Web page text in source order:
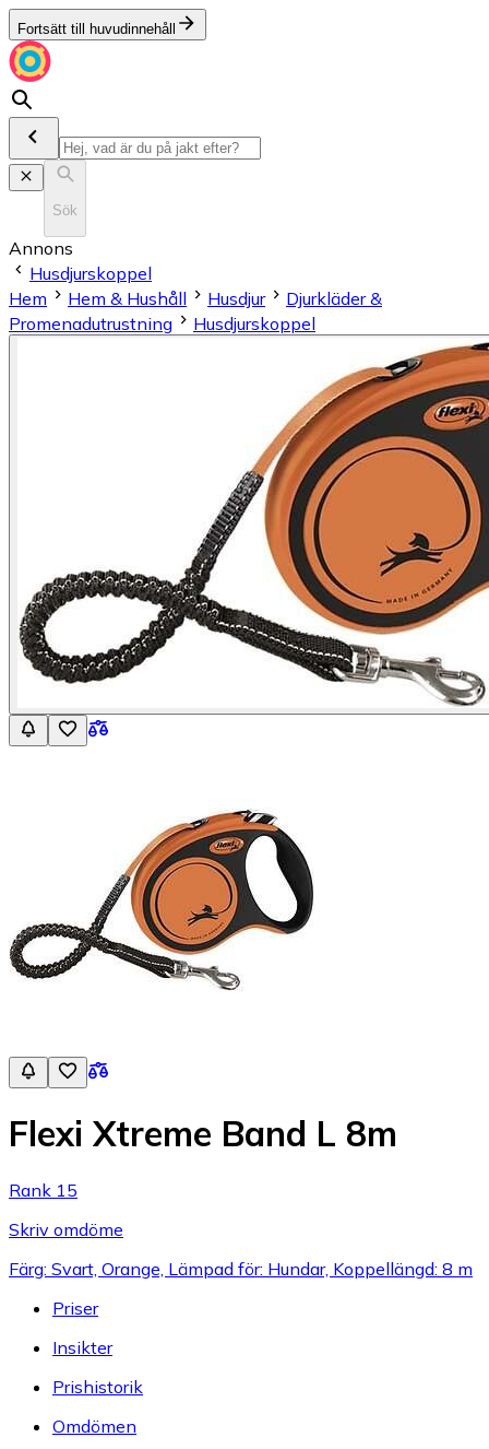
Fortsätt till huvudinnehåll
Sök
Annons
Husdjurskoppel
Hem
Hem & Hushåll Husdjur
Djurkläder &
Promenadutrustning
Husdjurskoppel
Flexi Xtreme Band L 8m
Rank 15
Skriv omdöme
Färg: Svart, Orange, Lämpad för: Hundar, Koppellängd: 8 m
Priser
Insikter
Prishistorik
Omdömen